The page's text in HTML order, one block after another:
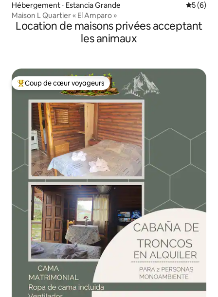
Hébergement ⋅ Estancia Grande
5 (6)
Maison L Quartier « El Amparo »
Location de maisons privées acceptant
les animaux
Coups de cœur voyageurs les plus appréciés
Coup de cœur voyageurs